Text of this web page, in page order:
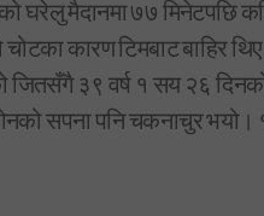
घरेलु मैदानमा ७७ मिनेटपछि
कारण टिमबाट बाहिर
जितसँगै ३९ वर्ष १ सय २६
सपना पनि चकनाचुर